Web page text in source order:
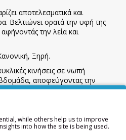
αποτελεσματικά και
Βελτιώνει ορατά την υφή της
την λεία και
Ξηρή.
κινήσεις σε νωπή
αποφεύγοντας την
με άφθονο νερό.
Προέλευσης:
BUTYROSPERMUM PARKII
POLYGLYCERYL-2- STEARATE,
while others help us to improve
into how the site is being used.